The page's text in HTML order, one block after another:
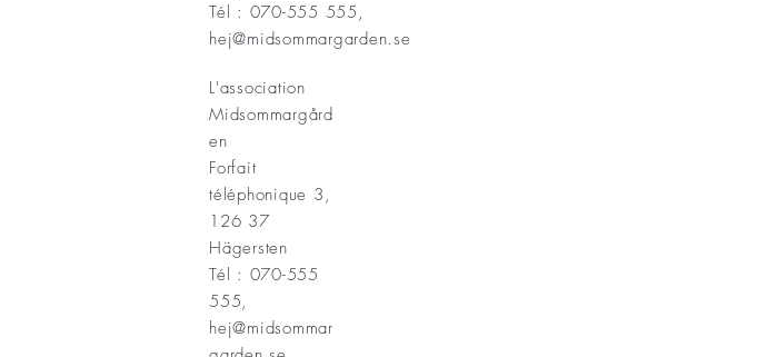
Tél : 070-555 555,
hej@midsommargarden.se
L'association
Midsommargård
en
Forfait
téléphonique 3,
126 37
Hägersten
Tél : 070-555
555,
hej@midsommar